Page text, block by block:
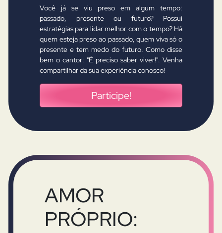
Você já se viu preso em algum tempo:
passado, presente ou futuro? Possui
estratégias para lidar melhor com o tempo? Há
quem esteja preso ao passado, quem viva só o
presente e tem medo do futuro. Como disse
bem o cantor: "É preciso saber viver!". Venha
compartilhar da sua experiência conosco!
Participe!
AMOR
PRÓPRIO: